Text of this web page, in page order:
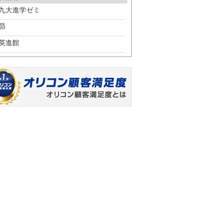
大進学ゼミ
進館